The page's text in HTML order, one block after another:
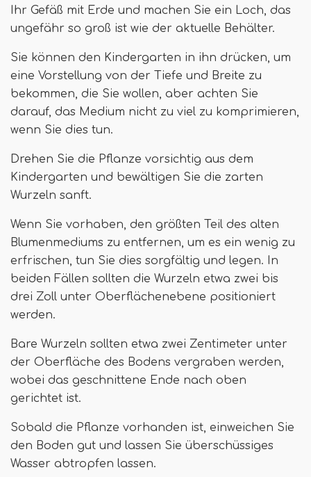
Ihr Gefäß mit Erde und machen Sie ein Loch, das
ungefähr so ​​groß ist wie der aktuelle Behälter.
Sie können den Kindergarten in ihn drücken, um
eine Vorstellung von der Tiefe und Breite zu
bekommen, die Sie wollen, aber achten Sie
darauf, das Medium nicht zu viel zu komprimieren,
wenn Sie dies tun.
Drehen Sie die Pflanze vorsichtig aus dem
Kindergarten und bewältigen Sie die zarten
Wurzeln sanft.
Wenn Sie vorhaben, den größten Teil des alten
Blumenmediums zu entfernen, um es ein wenig zu
erfrischen, tun Sie dies sorgfältig und legen. In
beiden Fällen sollten die Wurzeln etwa zwei bis
drei Zoll unter Oberflächenebene positioniert
werden.
Bare Wurzeln sollten etwa zwei Zentimeter unter
der Oberfläche des Bodens vergraben werden,
wobei das geschnittene Ende nach oben
gerichtet ist.
Sobald die Pflanze vorhanden ist, einweichen Sie
den Boden gut und lassen Sie überschüssiges
Wasser abtropfen lassen.